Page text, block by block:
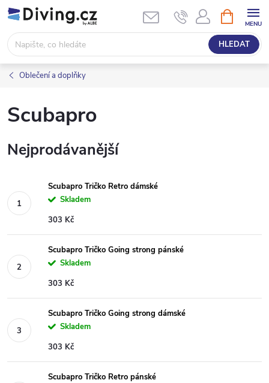
Přejít
na
obsah
HLEDAT
NÁKUPNÍ
KOŠÍK
Oblečení a doplňky
Scubapro
Nejprodávanější
Scubapro Tričko Retro dámské
Skladem
303 Kč
Scubapro Tričko Going strong pánské
Skladem
303 Kč
Scubapro Tričko Going strong dámské
Skladem
303 Kč
Scubapro Tričko Retro pánské